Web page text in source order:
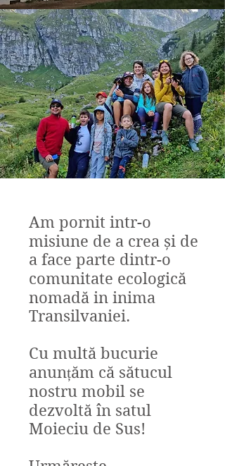
Am pornit intr-o
misiune de a crea și de
a face parte dintr-o
comunitate ecologică
nomadă in inima
Transilvaniei.
Cu multă bucurie
anunțăm că sătucul
nostru mobil se
dezvoltă în satul
Moieciu de Sus!